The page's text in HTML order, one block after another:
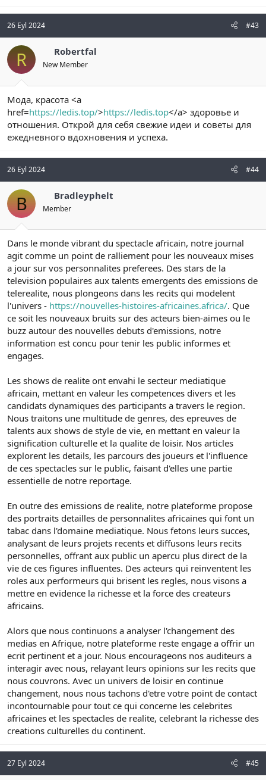
26 Eyl 2024 #43
R Robertfal
New Member
Мода, красота <a
href=https://ledis.top/>https://ledis.top</a> здоровье и
отношения. Открой для себя свежие идеи и советы для
ежедневного вдохновения и успеха.
26 Eyl 2024 #44
B Bradleyphelt
Member
Dans le monde vibrant du spectacle africain, notre journal
agit comme un point de ralliement pour les nouveaux mises
a jour sur vos personnalites preferees. Des stars de la
television populaires aux talents emergents des emissions de
telerealite, nous plongeons dans les recits qui modelent
l'univers - https://nouvelles-histoires-africaines.africa/. Que
ce soit les nouveaux bruits sur des acteurs bien-aimes ou le
buzz autour des nouvelles debuts d'emissions, notre
information est concu pour tenir les public informes et
engages.
Les shows de realite ont envahi le secteur mediatique
africain, mettant en valeur les competences divers et les
candidats dynamiques des participants a travers le region.
Nous traitons une multitude de genres, des epreuves de
talents aux shows de style de vie, en mettant en valeur la
signification culturelle et la qualite de loisir. Nos articles
explorent les details, les parcours des joueurs et l'influence
de ces spectacles sur le public, faisant d'elles une partie
essentielle de notre reportage.
En outre des emissions de realite, notre plateforme propose
des portraits detailles de personnalites africaines qui font un
tabac dans l'domaine mediatique. Nous fetons leurs succes,
analysant de leurs projets recents et diffusons leurs recits
personnelles, offrant aux public un apercu plus direct de la
vie de ces figures influentes. Des acteurs qui reinventent les
roles aux performeurs qui brisent les regles, nous visons a
mettre en evidence la richesse et la force des createurs
africains.
Alors que nous continuons a analyser l'changement des
medias en Afrique, notre plateforme reste engage a offrir un
ecrit pertinent et a jour. Nous encourageons nos auditeurs a
interagir avec nous, relayant leurs opinions sur les recits que
nous couvrons. Avec un univers de loisir en continue
changement, nous nous tachons d'etre votre point de contact
incontournable pour tout ce qui concerne les celebrites
africaines et les spectacles de realite, celebrant la richesse des
creations culturelles du continent.
27 Eyl 2024 #45